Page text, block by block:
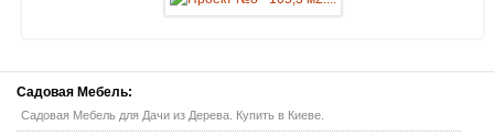
Садовая Мебель:
Садовая Мебель для Дачи из Дерева. Купить в Киеве.